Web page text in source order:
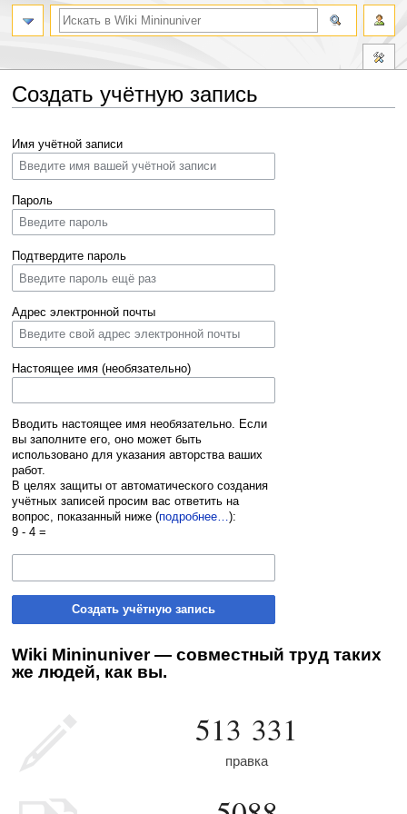
Создать учётную запись
к
навигации
к
поиску
Имя учётной записи
Пароль
Подтвердите пароль
Адрес электронной почты
Настоящее имя (необязательно)
Вводить настоящее имя необязательно. Если
вы заполните его, оно может быть
использовано для указания авторства ваших
работ.
В целях защиты от автоматического создания
учётных записей просим вас ответить на
вопрос, показанный ниже (подробнее…):
9 - 4 =
Создать учётную запись
Wiki Mininuniver — совместный труд таких
же людей, как вы.
513 331
правка